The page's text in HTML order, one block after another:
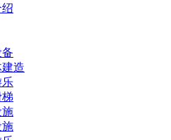
造
乐
梯
施
施